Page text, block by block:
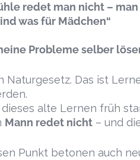
redet man nicht – man
was für Mädchen“
Probleme selber
Naturgesetz. Das ist
alte Lernen früh
Mann redet nicht – und
Punkt betonen auch